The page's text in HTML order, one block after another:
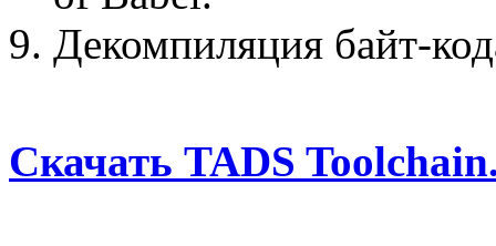
Декомпиляция байт-
Скачать TADS